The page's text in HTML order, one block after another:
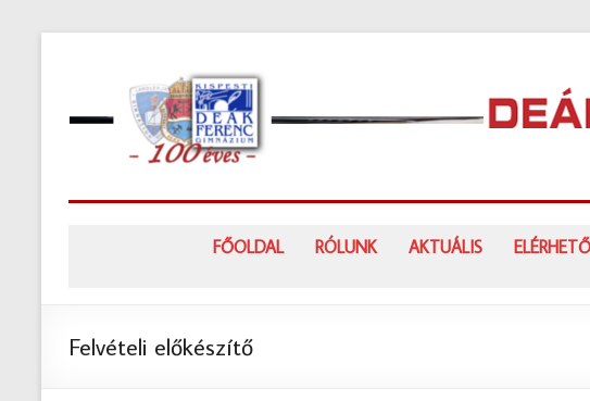
FŐOLDAL RÓLUNK AKTUÁLIS
Felvételi előkészítő